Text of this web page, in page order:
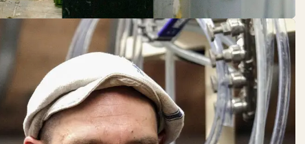
FLEISCHEREI
RALF
FRINDT
GESCHLOSSEN
Fleisch + Wurstwaren